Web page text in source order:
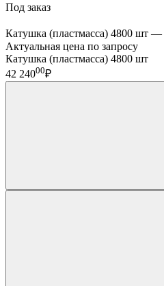
Под заказ
Катушка (пластмасса) 4800 шт —
Актуальная цена по запросу
Катушка (пластмасса) 4800 шт
42 24000₽